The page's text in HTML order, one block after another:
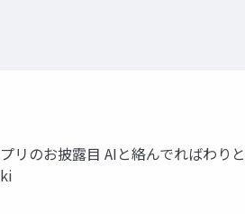
リのお披露目 AIと絡んでればわり